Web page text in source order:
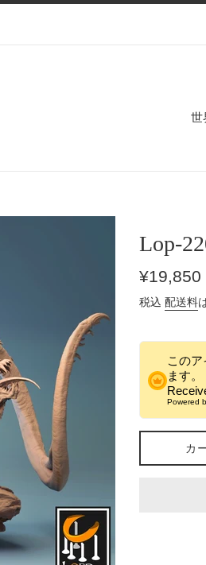
世
Lop-
通
価
¥19,850
税込 配送料
この
ます。
Powered
カ